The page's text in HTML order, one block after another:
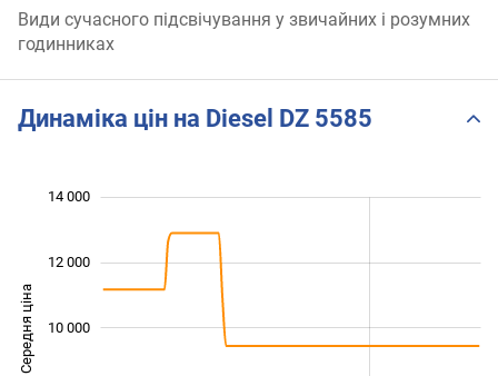
Види сучасного підсвічування у звичайних і розумних
годинниках
Динаміка цін на Diesel DZ 5585
Середня ціна 10 000
10 000
12 000
14 000